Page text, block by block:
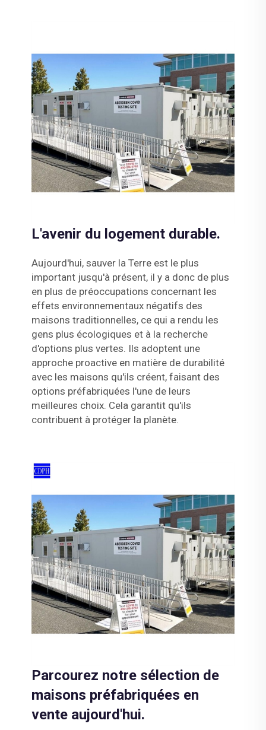
L'avenir du logement durable.
Aujourd'hui, sauver la Terre est le plus
important jusqu'à présent, il y a donc de plus
en plus de préoccupations concernant les
effets environnementaux négatifs des
maisons traditionnelles, ce qui a rendu les
gens plus écologiques et à la recherche
d'options plus vertes. Ils adoptent une
approche proactive en matière de durabilité
avec les maisons qu'ils créent, faisant des
options préfabriquées l'une de leurs
meilleures choix. Cela garantit qu'ils
contribuent à protéger la planète.
Parcourez notre sélection de
maisons préfabriquées en
vente aujourd'hui.